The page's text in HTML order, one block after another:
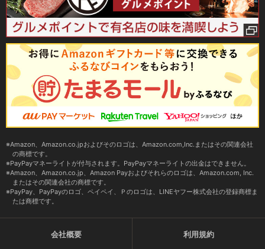
Amazon、Amazon.co.jpおよびそのロゴは、Amazon.com,Inc.またはその関連会社
の商標です。
PayPayマネーライトが付与されます。PayPayマネーライトの出金はできません。
Amazon、Amazon.co.jp、Amazon Payおよびそれらのロゴは、Amazon.com, Inc.
またはその関連会社の商標です。
PayPay、PayPayのロゴ、ペイペイ、Ｐのロゴは、LINEヤフー株式会社の登録商標ま
たは商標です。
会社概要 利用規約